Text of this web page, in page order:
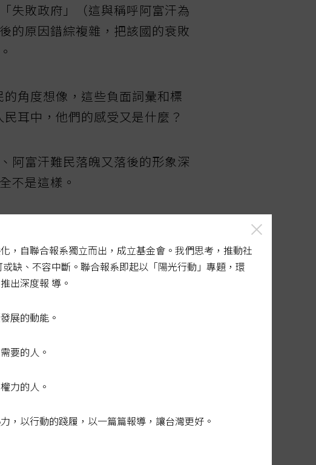
失敗政府」（這與稱呼阿富汗為
的原因錯綜複雜，把該國的衰敗
角度想像，這些負面詞彙和標
耳中，他們的感受又是什麼？
阿富汗難民落魄又落後的形象深
不是這樣。
學生的照片，他們真的很酷，看
一樣喔！」
以是難民喔？」
什麼長得跟我們這麼像？」
？
，自聯合報系獨立而出，成立基金會。我們思考，推動社
缺、不容中斷。聯合報系即起以「陽光行動」專題，環
出深度報 導。
展的動能。
要的人。
力的人。
，以行動的踐履，以一篇篇報導，讓台灣更好。